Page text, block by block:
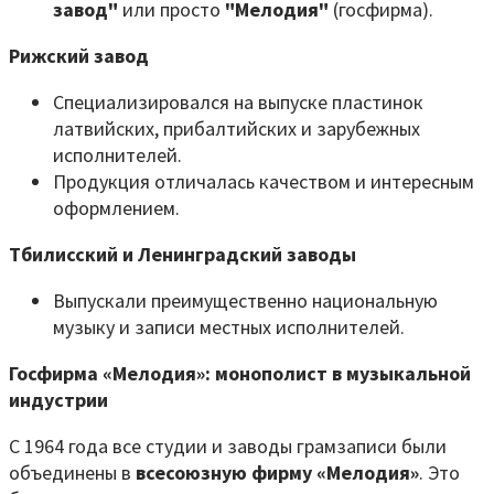
завод" или просто "Мелодия" (госфирма).
Рижский завод
Специализировался на выпуске пластинок
латвийских, прибалтийских и зарубежных
исполнителей.
Продукция отличалась качеством и интересным
оформлением.
Тбилисский и Ленинградский заводы
Выпускали преимущественно национальную
музыку и записи местных исполнителей.
Госфирма «Мелодия»: монополист в музыкальной
индустрии
С 1964 года все студии и заводы грамзаписи были
объединены в всесоюзную фирму «Мелодия». Это